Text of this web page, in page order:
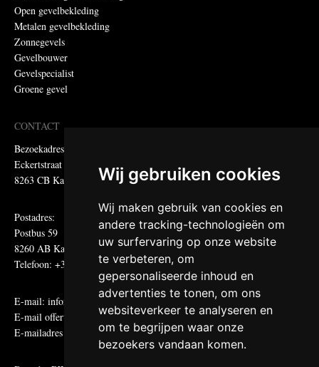
Wij gebruiken cookies
Wij maken gebruik van cookies en
andere tracking-technologieën om
uw surfervaring op onze website
te verbeteren, om
gepersonaliseerde inhoud en
advertenties te tonen, om ons
websiteverkeer te analyseren en
om te begrijpen waar onze
bezoekers vandaan komen.
Open gevelbekleding
Metalen gevelbekleding
Zonnegevels
Gevelbouwer
Gevelspecialist
Groene gevel
CONTACT
Bezoekadres:
Eckertstraat 75
8263 CB Kampen
Postadres:
Postbus 59
8260 AB Kampen
Telefoon: +31 (0)38 331 81 81
E-mail: informatie@metadecor.nl
E-mail offertes:
calculatie@metadecor.nl
E-mailadres administratie:facturen@metadecor.nl